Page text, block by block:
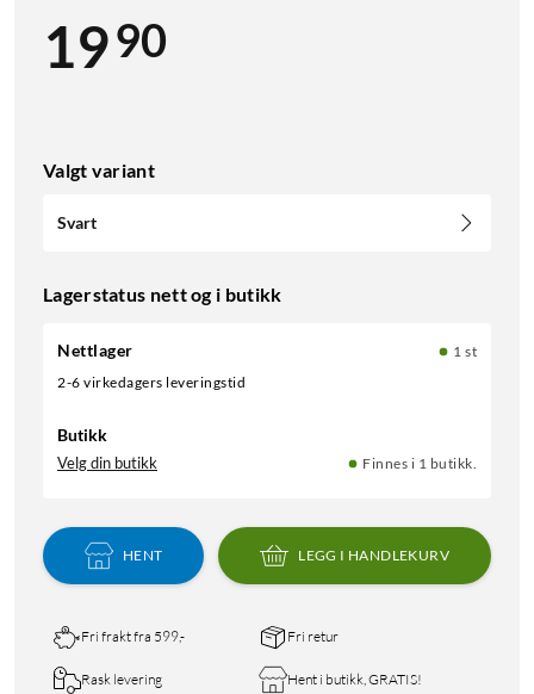
1990
Valgt variant
Svart
Lagerstatus nett og i butikk
Nettlager
1 st
2-6 virkedagers leveringstid
Butikk
Velg din butikk Finnes i 1 butikk.
HENT LEGG I HANDLEKURV
Fri frakt fra 599,- Fri retur
Rask levering Hent i butikk, GRATIS!